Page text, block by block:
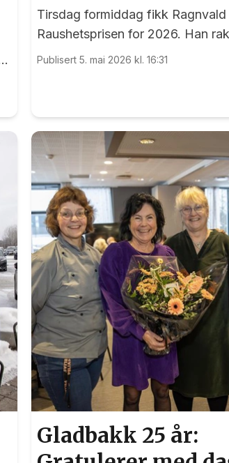
Tirsdag formiddag fikk
Raushetsprisen for 2026. Han
takke før planen for halvparten av
Publisert 5. mai 2026 kl. 16:31
Gladbakk 25 år: